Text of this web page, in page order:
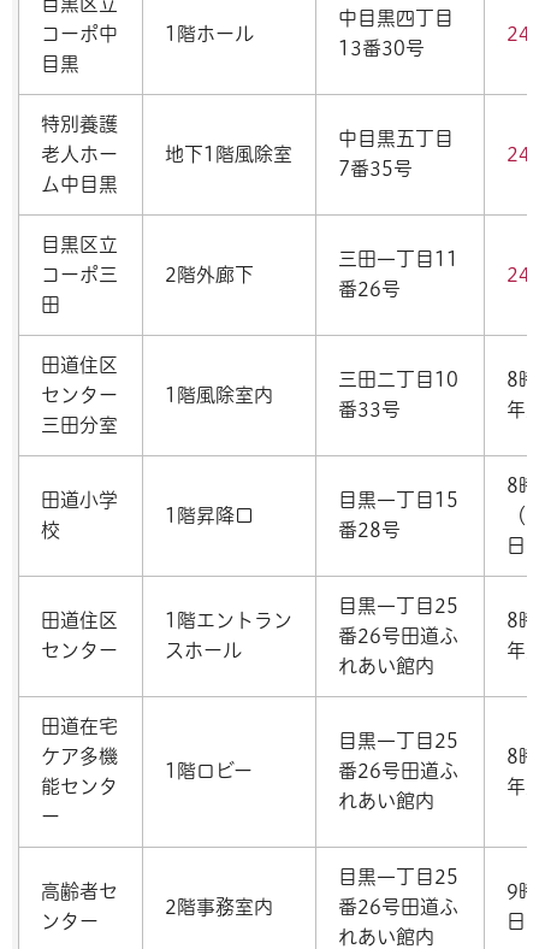
コーポ中
目黒
1階ホール
中目黒四丁目
13番30号
24
特別養護
老人ホー
ム中目黒
地下1階風除室
中目黒五丁目
7番35号
24
目黒区立
コーポ三
田
2階外廊下
三田一丁目11
番26号
24
田道住区
センター
三田分室
1階風除室内
三田二丁目10
番33号
8
年
田道小学
校
1階昇降口
目黒一丁目15
番28号
8
（
日
田道住区
センター
1階エントラン
スホール
目黒一丁目25
番26号田道ふ
れあい館内
8
年
田道在宅
ケア多機
能センタ
ー
1階ロビー
目黒一丁目25
番26号田道ふ
れあい館内
8
年
高齢者セ
ンター
2階事務室内
目黒一丁目25
番26号田道ふ
れあい館内
9
日